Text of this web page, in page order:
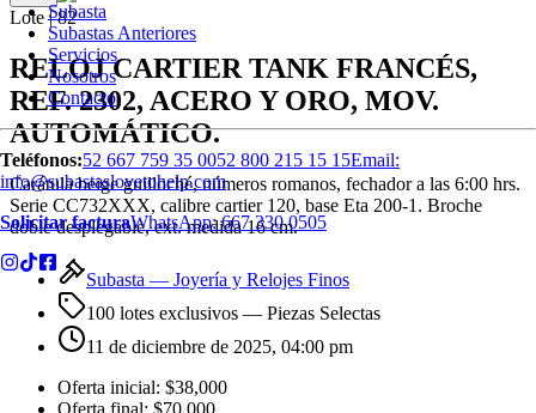
Subasta
Subastas Anteriores
Servicios
Nosotros
Contacto
Teléfonos:52 667 759 35 0052 800 215 15 15Email:
info@subastaslovetohelp.com
Solicitar facturaWhatsApp:667 330 0505
Lote |82
RELOJ CARTIER TANK FRANCÉS,
REF. 2302, ACERO Y ORO, MOV.
AUTOMÁTICO.
Carátula beige guilloché, números romanos, fechador a las 6:00 hrs.
Serie CC732XXX, calibre cartier 120, base Eta 200-1. Broche
doble desplegable, ext. medida 16 cm.
Subasta — Joyería y Relojes Finos
100 lotes exclusivos — Piezas Selectas
11 de diciembre de 2025, 04:00 pm
Oferta inicial: $38,000
Oferta final: $70,000